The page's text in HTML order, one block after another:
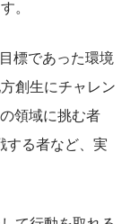
。
標であった環境
創生にチャレン
領域に挑む者
する者など、実